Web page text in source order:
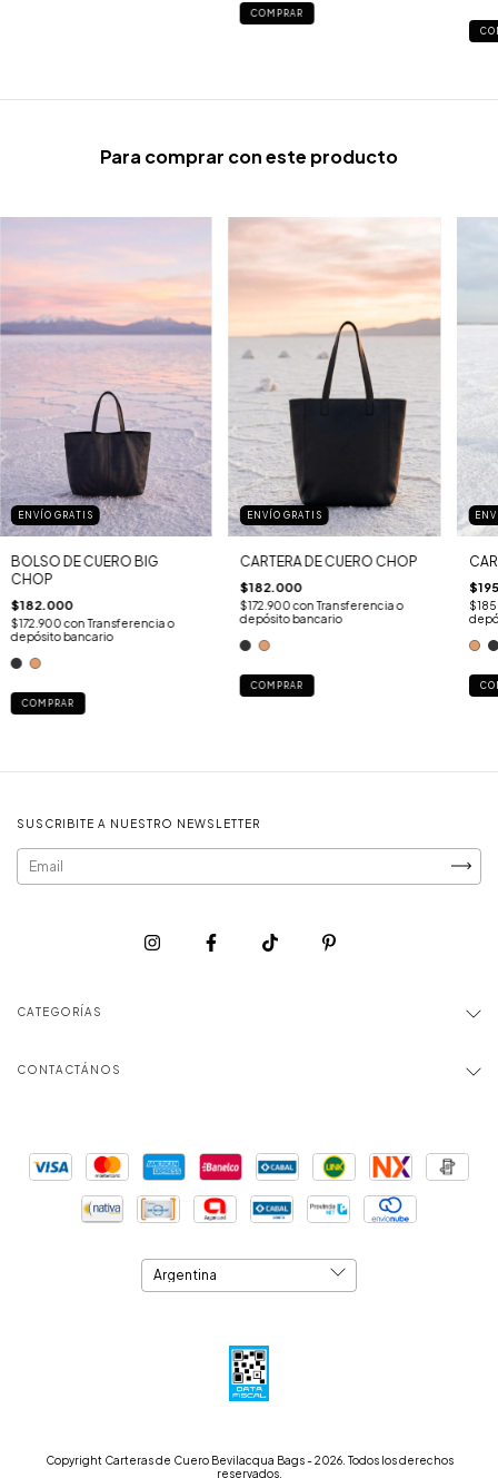
COMPRAR
Para comprar con este producto
ENVÍO GRATIS
BOLSO DE CUERO BIG
CHOP
$182.000
$172.900con Transferencia o
depósito bancario
COMPRAR
ENVÍO GRATIS
CARTERA DE CUERO CHOP
$182.000
$172.900con Transferencia o
depósito bancario
COMPRAR
SUSCRIBITE A NUESTRO NEWSLETTER
CATEGORÍAS
CONTACTÁNOS
Copyright Carteras de Cuero Bevilacqua Bags - 2026. Todos los derechos
reservados.